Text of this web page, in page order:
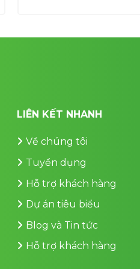
LIÊN KẾT NHANH
Về chúng tôi
Tuyển dụng
Hỗ trợ khách hàng
Dự án tiêu biểu
Blog và Tin tức
Hỗ trợ khách hàng